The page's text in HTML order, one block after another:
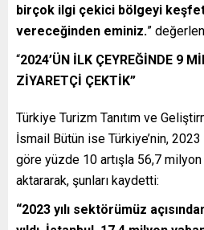
birçok ilgi çekici bölgeyi
vereceğinden eminiz.”
“2024’ÜN İLK ÇEYREĞİNDE 9
ZİYARETÇİ ÇEKTİK”
Türkiye Turizm Tanıtım ve
İsmail Bütün ise Türkiye’nin, 2023
göre yüzde 10 artışla 56,7 milyon
aktararak, şunları kaydetti:
“2023 yılı sektörümüz